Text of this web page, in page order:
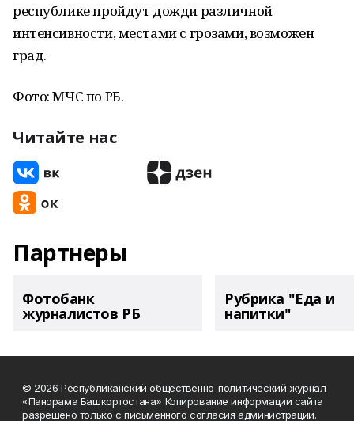
республике пройдут дожди различной
интенсивности, местами с грозами, возможен
град.
Фото: МЧС по РБ.
Читайте нас
Партнеры
Фотобанк
журналистов РБ
Рубрика "Еда и
напитки"
© 2026 Республиканский общественно-политический журнал
«Панорама Башкортостана» Копирование информации сайта
разрешено только с письменного согласия администрации.